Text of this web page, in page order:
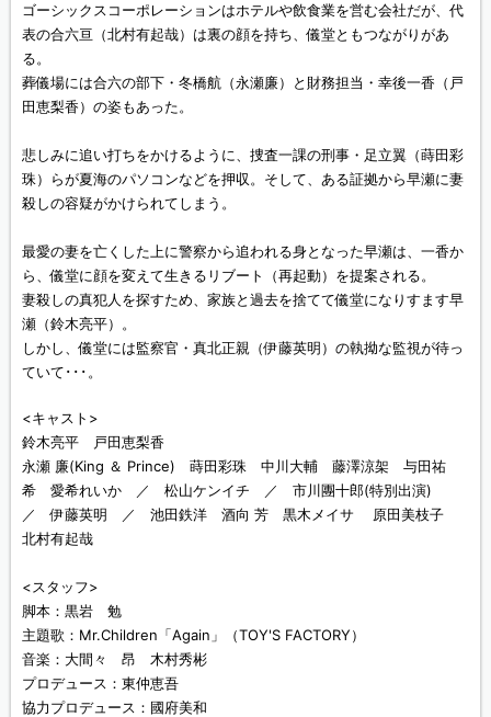
ゴーシックスコーポレーションはホテルや飲食業を営む会社だが、代
表の合六亘（北村有起哉）は裏の顔を持ち、儀堂ともつながりがあ
る。
葬儀場には合六の部下・冬橋航（永瀬廉）と財務担当・幸後一香（戸
田恵梨香）の姿もあった。
悲しみに追い打ちをかけるように、捜査一課の刑事・足立翼（蒔田彩
珠）らが夏海のパソコンなどを押収。そして、ある証拠から早瀬に妻
殺しの容疑がかけられてしまう。
最愛の妻を亡くした上に警察から追われる身となった早瀬は、一香か
ら、儀堂に顔を変えて生きるリブート（再起動）を提案される。
妻殺しの真犯人を探すため、家族と過去を捨てて儀堂になりすます早
瀬（鈴木亮平）。
しかし、儀堂には監察官・真北正親（伊藤英明）の執拗な監視が待っ
ていて･･･。
<キャスト>
鈴木亮平 戸田恵梨香
永瀬 廉(King ＆ Prince) 蒔田彩珠 中川大輔 藤澤涼架 与田祐
希 愛希れいか ／ 松山ケンイチ ／ 市川團十郎(特別出演)
／ 伊藤英明 ／ 池田鉄洋 酒向 芳 黒木メイサ 原田美枝子
北村有起哉
<スタッフ>
脚本：黒岩 勉
主題歌：Mr.Children「Again」（TOY'S FACTORY）
音楽：大間々 昂 木村秀彬
プロデュース：東仲恵吾
協力プロデュース：國府美和